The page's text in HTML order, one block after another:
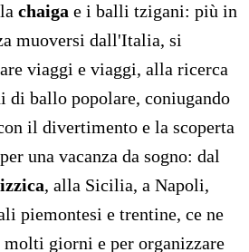
chaiga e i balli tzigani: più in
muoversi dall'Italia, si
viaggi e viaggi, alla ricerca
di ballo popolare, coniugando
il divertimento e la scoperta
una vacanza da sogno: dal
, alla Sicilia, a Napoli,
piemontesi e trentine, ce ne
molti giorni e per organizzare